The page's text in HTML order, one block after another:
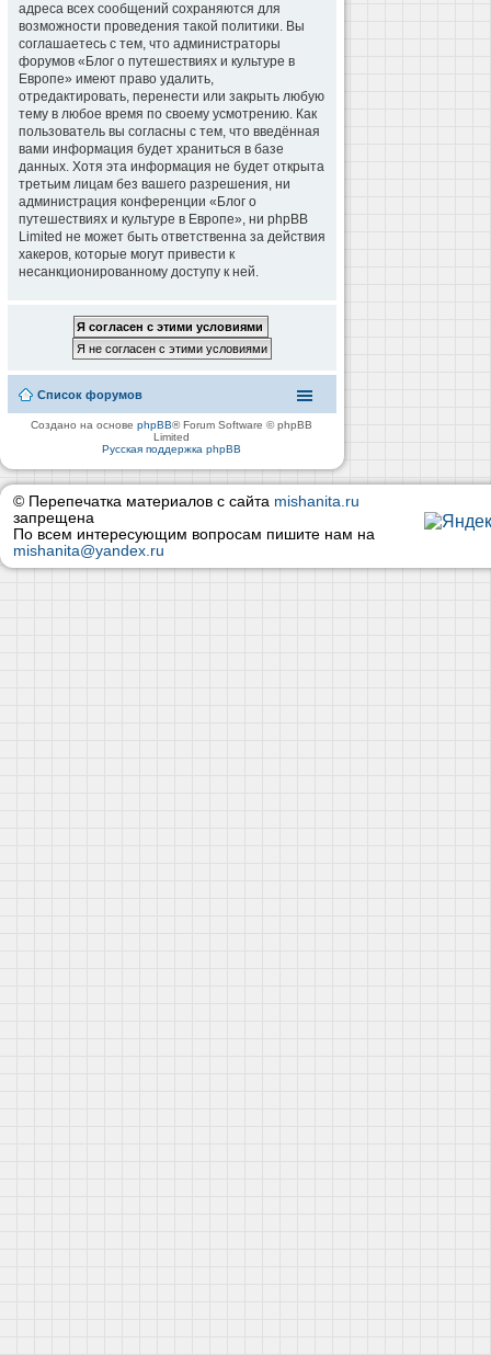
адреса всех сообщений сохраняются для
возможности проведения такой политики. Вы
соглашаетесь с тем, что администраторы
форумов «Блог о путешествиях и культуре в
Европе» имеют право удалить,
отредактировать, перенести или закрыть любую
тему в любое время по своему усмотрению. Как
пользователь вы согласны с тем, что введённая
вами информация будет храниться в базе
данных. Хотя эта информация не будет открыта
третьим лицам без вашего разрешения, ни
администрация конференции «Блог о
путешествиях и культуре в Европе», ни phpBB
Limited не может быть ответственна за действия
хакеров, которые могут привести к
несанкционированному доступу к ней.
Список форумов
Создано на основеphpBB® Forum Software © phpBB
Limited
Русская поддержка phpBB
© Перепечатка материалов с сайта mishanita.ru
запрещена
По всем интересующим вопросам пишите нам на
mishanita@yandex.ru